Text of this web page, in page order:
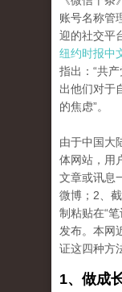
账号名称管
迎的社交平
纽约时报中
指出：“共
出他们对于
的焦虑”。
由于中国大
体网站，用
文章或讯息
微博；2、
制粘贴在“
发布。本网
证这四种方
1、做成